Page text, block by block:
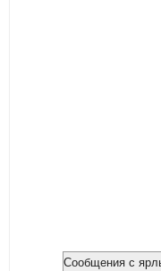
Сообщения с